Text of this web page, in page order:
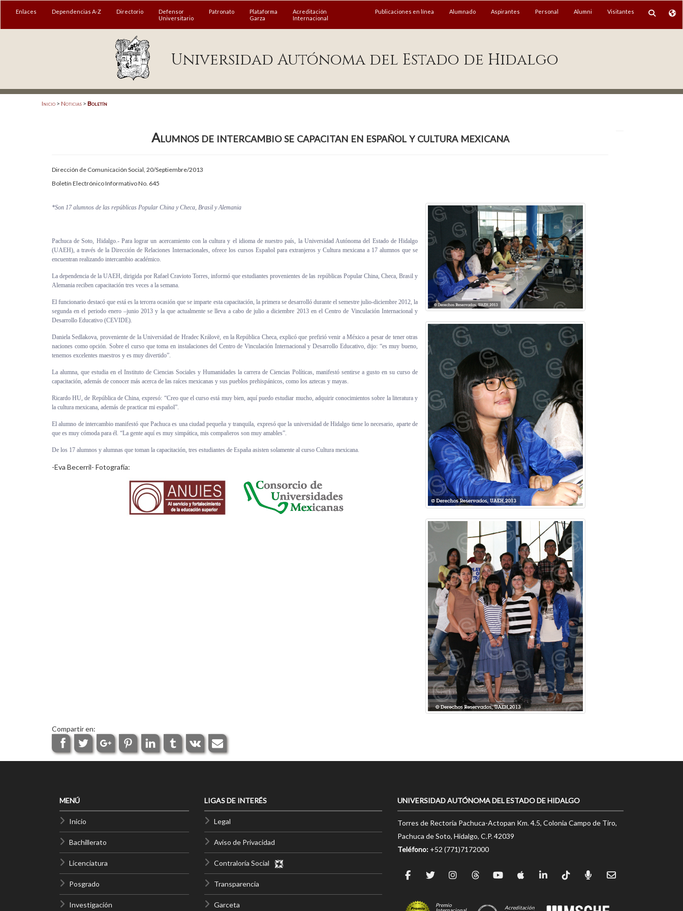
MENÚ
Acreditación Internacional
Enlaces Dependencias A-Z Directorio
Defensor
Universitario
Patronato
Plataforma
Garza
Acreditación
Internacional
Publicaciones en línea Alumnado Aspirantes Personal Alumni Visitantes
Universidad Autónoma del Estado de Hidalgo
Inicio > Noticias > Boletín
Alumnos de intercambio se capacitan en español y cultura mexicana
Dirección de Comunicación Social, 20/Septiembre/2013
Boletín Electrónico Informativo No. 645
*Son 17 alumnos de las repúblicas Popular China y Checa, Brasil y Alemania
Pachuca de Soto, Hidalgo.- Para lograr un acercamiento con la cultura y el idioma de nuestro país, la Universidad Autónoma del Estado de Hidalgo
(UAEH), a través de la Dirección de Relaciones Internacionales, ofrece los cursos Español para extranjeros y Cultura mexicana a 17 alumnos que se
encuentran realizando intercambio académico.
La dependencia de la UAEH, dirigida por Rafael Cravioto Torres, informó que estudiantes provenientes de las repúblicas Popular China, Checa, Brasil y
Alemania reciben capacitación tres veces a la semana.
El funcionario destacó que está es la tercera ocasión que se imparte esta capacitación, la primera se desarrolló durante el semestre julio-diciembre 2012, la
segunda en el periodo enero –junio 2013 y la que actualmente se lleva a cabo de julio a diciembre 2013 en el Centro de Vinculación Internacional y
Desarrollo Educativo (CEVIDE).
Daniela Sedlakova, proveniente de la Universidad de Hradec Královë, en la República Checa, explicó que prefirió venir a México a pesar de tener otras
naciones como opción. Sobre el curso que toma en instalaciones del Centro de Vinculación Internacional y Desarrollo Educativo, dijo: “es muy bueno,
tenemos excelentes maestros y es muy divertido”.
La alumna, que estudia en el Instituto de Ciencias Sociales y Humanidades la carrera de Ciencias Políticas, manifestó sentirse a gusto en su curso de
capacitación, además de conocer más acerca de las raíces mexicanas y sus pueblos prehispánicos, como los aztecas y mayas.
Ricardo HU, de República de China, expresó: “Creo que el curso está muy bien, aquí puedo estudiar mucho, adquirir conocimientos sobre la literatura y
la cultura mexicana, además de practicar mi español”.
El alumno de intercambio manifestó que Pachuca es una ciudad pequeña y tranquila, expresó que la universidad de Hidalgo tiene lo necesario, aparte de
que es muy cómoda para él. “La gente aquí es muy simpática, mis compañeros son muy amables”.
De los 17 alumnos y alumnas que toman la capacitación, tres estudiantes de España asisten solamente al curso Cultura mexicana.
-Eva Becerril- Fotografía:
Compartir en:
MENÚ
Inicio
Bachillerato
Licenciatura
Posgrado
Investigación
LIGAS DE INTERÉS
Legal
Aviso de Privacidad
Contraloría Social
Transparencia
Garceta
UNIVERSIDAD AUTÓNOMA DEL ESTADO DE HIDALGO
Torres de Rectoría Pachuca-Actopan Km. 4.5, Colonia Campo de Tiro,
Pachuca de Soto, Hidalgo, C.P. 42039
Teléfono: +52 (771)7172000
Premio
Acreditación